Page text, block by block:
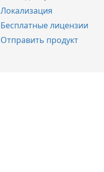
Локализация
Бесплатные лицензии
Отправить продукт